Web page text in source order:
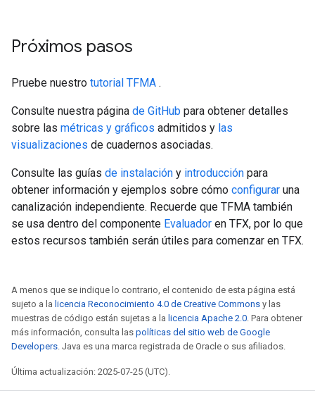
Próximos pasos
Pruebe nuestro tutorial TFMA .
Consulte nuestra página de GitHub para obtener detalles
sobre las métricas y gráficos admitidos y las
visualizaciones de cuadernos asociadas.
Consulte las guías de instalación y introducción para
obtener información y ejemplos sobre cómo configurar una
canalización independiente. Recuerde que TFMA también
se usa dentro del componente Evaluador en TFX, por lo que
estos recursos también serán útiles para comenzar en TFX.
A menos que se indique lo contrario, el contenido de esta página está
sujeto a la licencia Reconocimiento 4.0 de Creative Commons y las
muestras de código están sujetas a la licencia Apache 2.0. Para obtener
más información, consulta las políticas del sitio web de Google
Developers. Java es una marca registrada de Oracle o sus afiliados.
Última actualización: 2025-07-25 (UTC).